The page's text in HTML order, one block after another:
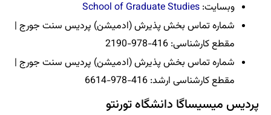
School of Graduate
پذیرش (ادمیشن) پردیس سنت جورج |
پذیرش (ادمیشن) پردیس سنت جورج |
تورنتو